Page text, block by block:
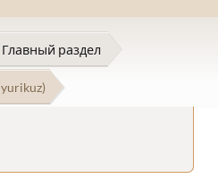
Главный раздел
yurikuz)